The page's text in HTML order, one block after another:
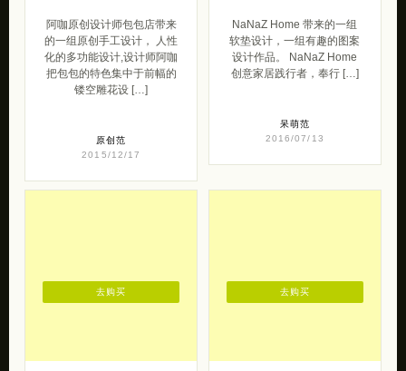
阿咖原创设计师包包店带来
的一组原创手工设计， 人性
化的多功能设计,设计师阿咖
把包包的特色集中于前幅的
镂空雕花设 […]
原创范
2015/12/17
NaNaZ Home 带来的一组
软垫设计，一组有趣的图案
设计作品。 NaNaZ Home
创意家居践行者，奉行 […]
呆萌范
2016/07/13
去购买 去购买